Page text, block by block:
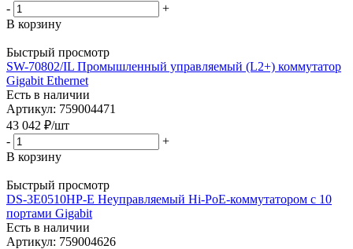
-
+
В корзину
Быстрый просмотр
SW-70802/IL Промышленный управляемый (L2+) коммутатор
Gigabit Ethernet
Есть в наличии
Артикул: 759004471
43 042 ₽/шт
-
+
В корзину
Быстрый просмотр
DS-3E0510HP-E Неуправляемый Hi-PoE-коммутатором с 10
портами Gigabit
Есть в наличии
Артикул: 759004626